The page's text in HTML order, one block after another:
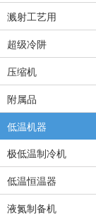
溅射工艺用
超级冷阱
压缩机
附属品
低温机器
极低温制冷机
低温恒温器
液氮制备机